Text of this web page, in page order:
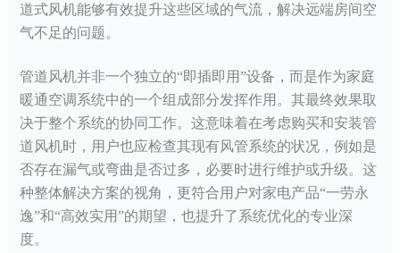
道式风机能够有效提升这些区域的气流，解决远端房间空
气不足的问题。
管道风机并非一个独立的“即插即用”设备，而是作为家庭
暖通空调系统中的一个组成部分发挥作用。其最终效果取
决于整个系统的协同工作。这意味着在考虑购买和安装管
道风机时，用户也应检查其现有风管系统的状况，例如是
否存在漏气或弯曲是否过多，必要时进行维护或升级。这
种整体解决方案的视角，更符合用户对家电产品“一劳永
逸”和“高效实用”的期望，也提升了系统优化的专业深
度。